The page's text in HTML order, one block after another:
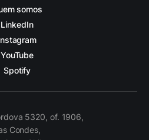
somos
LinkedIn
YouTube
Spotify
5320, of. 1906,
Condes,